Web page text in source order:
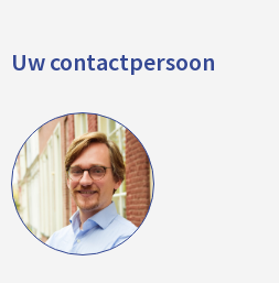
Uw contactpersoon